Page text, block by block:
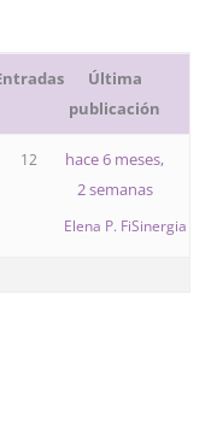
Última
publicación
12
hace 6 meses,
2 semanas
Elena P. FiSinergia